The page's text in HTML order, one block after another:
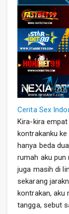
Cerita Sex
Kira-kira
kontrakanku
hanya beda
rumah aku
juga masih di
sekarang
kontrakan, aku
tangga, sebut